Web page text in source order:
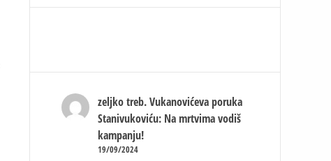
zeljko treb. Vukanovićeva poruka
Stanivukoviću: Na mrtvima vodiš
kampanju!
19/09/2024